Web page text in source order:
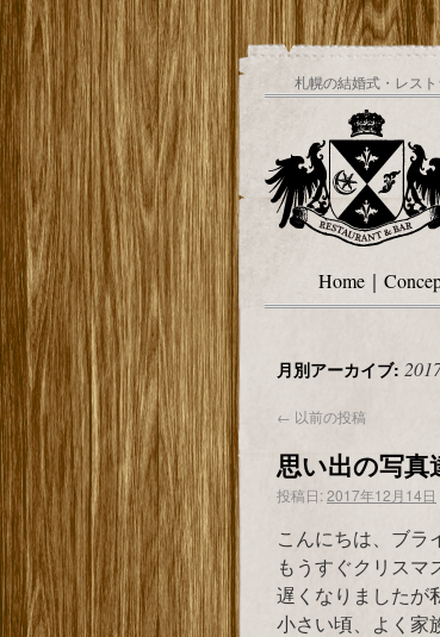
札幌の結婚式・レス
Home ｜
月別アーカイブ:
← 以前の投稿
思い出の写真
投稿日:2017年12月14日
こんにちは、ブラ
もうすぐクリスマ
遅くなりましたが
小さい頃、よく家